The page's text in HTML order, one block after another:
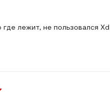
лежит, не пользовался Xd